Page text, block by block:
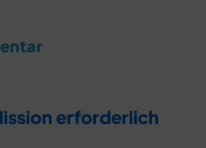
erforderlich